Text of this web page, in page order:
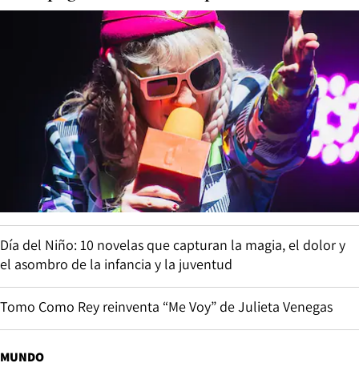
Día del Niño: 10 novelas que capturan la magia, el dolor y
el asombro de la infancia y la juventud
Tomo Como Rey reinventa “Me Voy” de Julieta Venegas
MUNDO